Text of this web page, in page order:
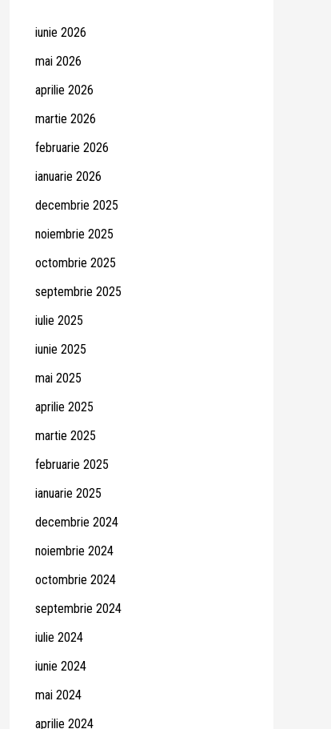
iunie 2026
mai 2026
aprilie 2026
martie 2026
februarie 2026
ianuarie 2026
decembrie 2025
noiembrie 2025
octombrie 2025
septembrie 2025
iulie 2025
iunie 2025
mai 2025
aprilie 2025
martie 2025
februarie 2025
ianuarie 2025
decembrie 2024
noiembrie 2024
octombrie 2024
septembrie 2024
iulie 2024
iunie 2024
mai 2024
aprilie 2024